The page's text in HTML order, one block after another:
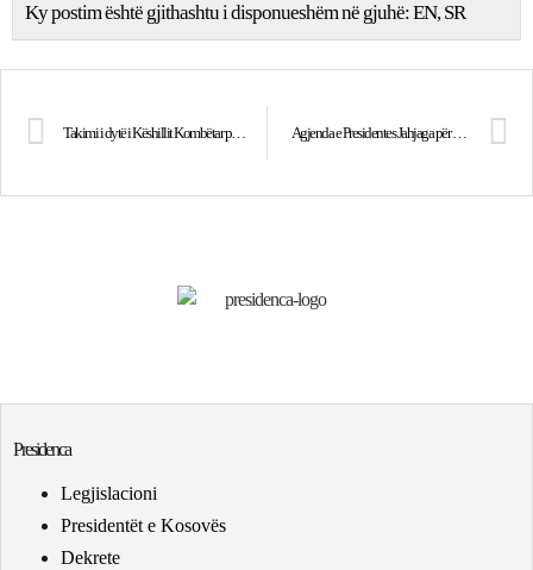
Ky postim është gjithashtu i disponueshëm në gjuhë:EN SR
Takimi i dytë i Këshillit Kombëtar për Integrim Evropian Agjenda e Presidentes Jahjaga për datën 6 korrik
Presidenca
Legjislacioni
Presidentët e Kosovës
Dekrete